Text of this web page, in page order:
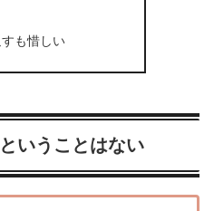
も惜しい
いうことはない